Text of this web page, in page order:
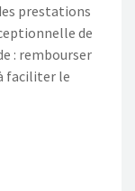
prestations
de
: rembourser
faciliter le